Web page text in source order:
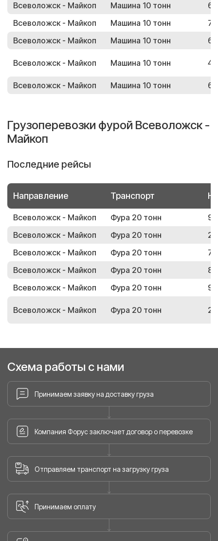
Всеволожск - Майкоп
Машина 10 тонн
Всеволожск - Майкоп
Машина 10 тонн
Всеволожск - Майкоп
Машина 10 тонн
Всеволожск - Майкоп Машина 10 тонн
Всеволожск - Майкоп Машина 10 тонн
Грузоперевозки фурой Всеволожск -
Майкоп
Последние рейсы
Направление Транспорт
Всеволожск - Майкоп Фура 20 тонн
Всеволожск - Майкоп
Фура 20 тонн
Всеволожск - Майкоп
Фура 20 тонн
Всеволожск - Майкоп
Фура 20 тонн
Всеволожск - Майкоп
Фура 20 тонн
Всеволожск - Майкоп Фура 20 тонн
Схема работы с нами
Принимаем заявку на доставку груза
Компания Форус заключает договор о перевозке
Отправляем транспорт на загрузку груза
Принимаем оплату